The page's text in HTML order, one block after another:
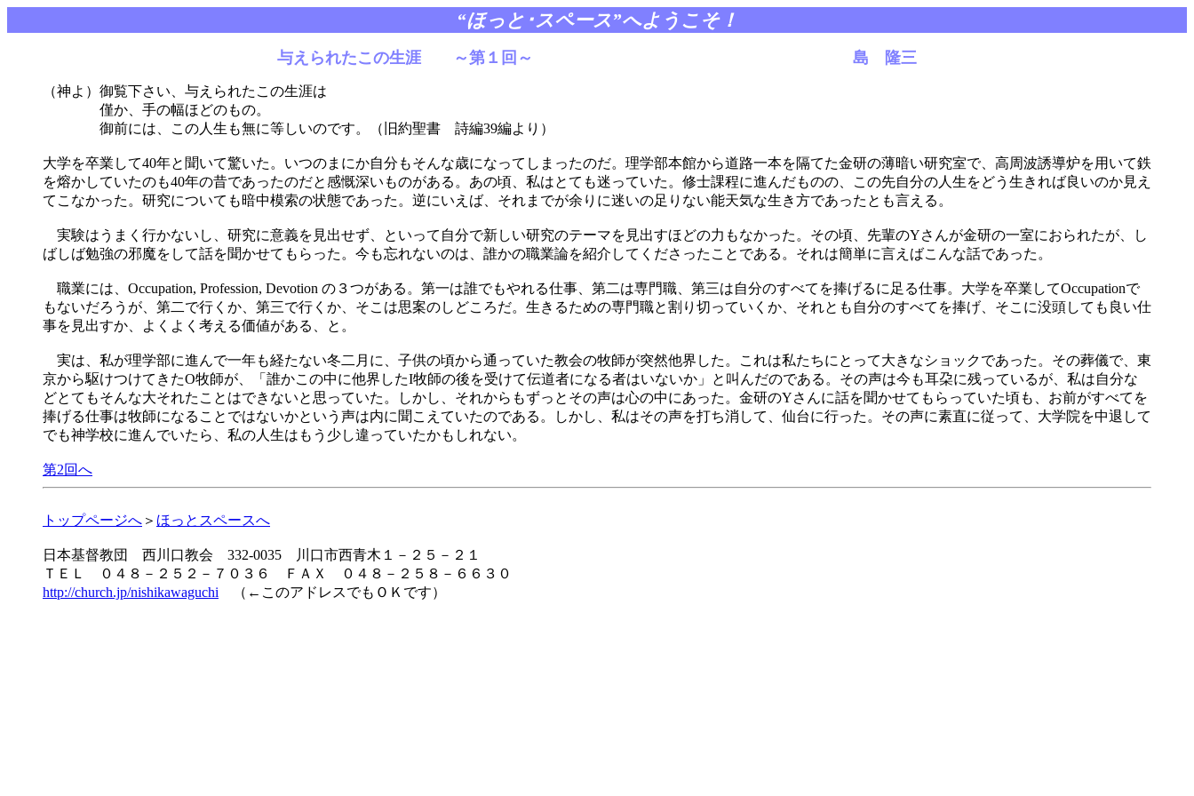
“ほっと･スペース”へようこそ！
与えられたこの生涯 ～第１回～ 島 隆三
（神よ）御覧下さい、与えられたこの生涯は
僅か、手の幅ほどのもの。
御前には、この人生も無に等しいのです。（旧約聖書 詩編39編より）
大学を卒業して40年と聞いて驚いた。いつのまにか自分もそんな歳になってしまったのだ。理学部本館から道路一本を隔てた金研の薄暗い研究室で、高周波誘導炉を用いて鉄
を熔かしていたのも40年の昔であったのだと感慨深いものがある。あの頃、私はとても迷っていた。修士課程に進んだものの、この先自分の人生をどう生きれば良いのか見え
てこなかった。研究についても暗中模索の状態であった。逆にいえば、それまでが余りに迷いの足りない能天気な生き方であったとも言える。
実験はうまく行かないし、研究に意義を見出せず、といって自分で新しい研究のテーマを見出すほどの力もなかった。その頃、先輩のYさんが金研の一室におられたが、し
ばしば勉強の邪魔をして話を聞かせてもらった。今も忘れないのは、誰かの職業論を紹介してくださったことである。それは簡単に言えばこんな話であった。
職業には、Occupation, Profession, Devotion の３つがある。第一は誰でもやれる仕事、第二は専門職、第三は自分のすべてを捧げるに足る仕事。大学を卒業してOccupationで
もないだろうが、第二で行くか、第三で行くか、そこは思案のしどころだ。生きるための専門職と割り切っていくか、それとも自分のすべてを捧げ、そこに没頭しても良い仕
事を見出すか、よくよく考える価値がある、と。
実は、私が理学部に進んで一年も経たない冬二月に、子供の頃から通っていた教会の牧師が突然他界した。これは私たちにとって大きなショックであった。その葬儀で、東
京から駆けつけてきたO牧師が、「誰かこの中に他界したI牧師の後を受けて伝道者になる者はいないか」と叫んだのである。その声は今も耳朶に残っているが、私は自分な
どとてもそんな大それたことはできないと思っていた。しかし、それからもずっとその声は心の中にあった。金研のYさんに話を聞かせてもらっていた頃も、お前がすべてを
捧げる仕事は牧師になることではないかという声は内に聞こえていたのである。しかし、私はその声を打ち消して、仙台に行った。その声に素直に従って、大学院を中退して
でも神学校に進んでいたら、私の人生はもう少し違っていたかもしれない。
第2回へ
トップページへ ＞ ほっとスペースへ
日本基督教団 西川口教会 332-0035 川口市西青木１－２５－２１
ＴＥＬ ０４８－２５２－７０３６ ＦＡＸ ０４８－２５８－６６３０
http://church.jp/nishikawaguchi （←このアドレスでもＯＫです）